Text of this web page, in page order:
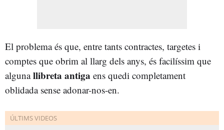
El problema és que, entre tants contractes, targetes i
comptes que obrim al llarg dels anys, és facilíssim que
algunallibreta antiga ens quedi completament
oblidada sense adonar-nos-en.